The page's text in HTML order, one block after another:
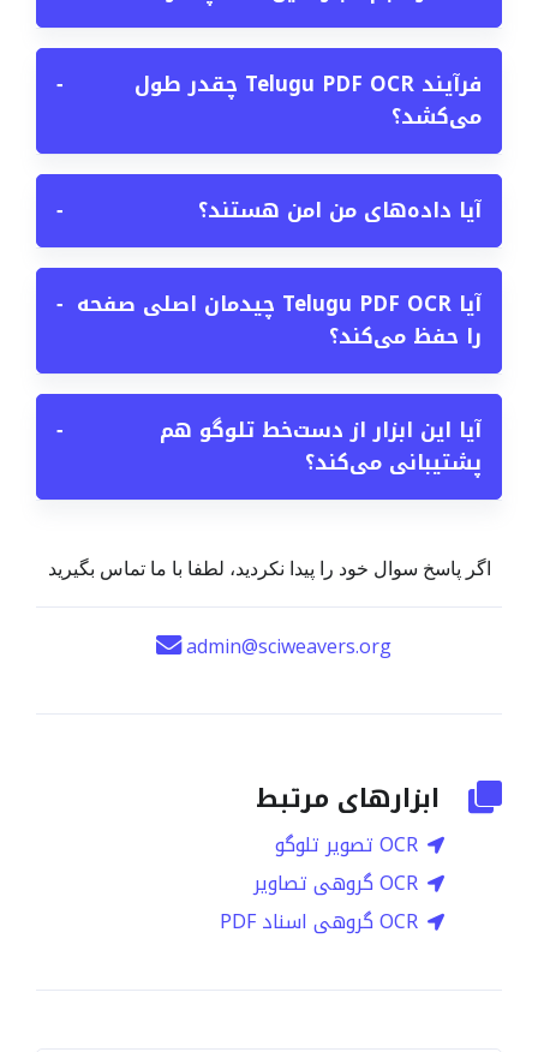
فرآیند Telugu PDF OCR چقدر طول
می‌کشد؟
−
آیا داده‌های من امن هستند؟ −
آیا Telugu PDF OCR چیدمان اصلی صفحه
را حفظ می‌کند؟
−
آیا این ابزار از دست‌خط تلوگو هم
پشتیبانی می‌کند؟
−
اگر پاسخ سوال خود را پیدا نکردید، لطفا با ما تماس بگیرید
admin@sciweavers.org
ابزارهای مرتبط
OCR تصویر تلوگو
OCR گروهی تصاویر
OCR گروهی اسناد PDF